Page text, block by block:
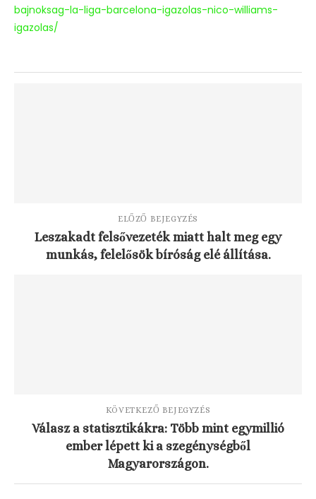
bajnoksag-la-liga-barcelona-igazolas-nico-williams-
igazolas/
ELŐZŐ BEJEGYZÉS
Leszakadt felsővezeték miatt halt meg egy
munkás, felelősök bíróság elé állítása.
KÖVETKEZŐ BEJEGYZÉS
Válasz a statisztikákra: Több mint egymillió
ember lépett ki a szegénységből
Magyarországon.